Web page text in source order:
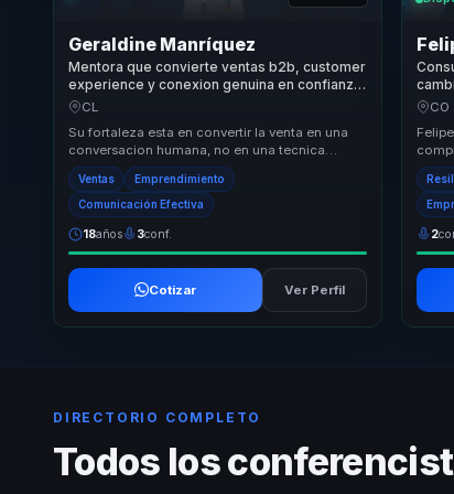
Geraldine Manríquez
Mentora que convierte ventas b2b, customer
experience y conexion genuina en confianza
para emprendedores, lideres y equipos.
CL
Su fortaleza esta en convertir la venta en una
conversacion humana, no en una tecnica
agresiva. Combina experiencia emprendedora,
pedagog...
Ventas Emprendimiento
Comunicación Efectiva
18años 3conf.
Cotizar Ver Perfil
CO
que
2
DIRECTORIO COMPLETO
Todos los